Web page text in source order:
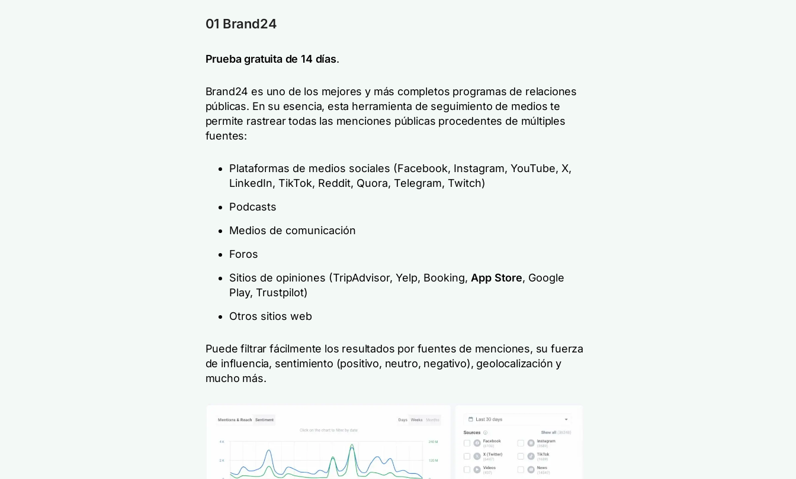
01 Brand24
Prueba gratuita de 14 días.
Brand24 es uno de los mejores y más completos programas de relaciones
públicas. En su esencia, esta herramienta de seguimiento de medios te
permite rastrear todas las menciones públicas procedentes de múltiples
fuentes:
Plataformas de medios sociales (Facebook, Instagram, YouTube, X,
LinkedIn, TikTok, Reddit, Quora, Telegram, Twitch)
Podcasts
Medios de comunicación
Foros
Sitios de opiniones (TripAdvisor, Yelp, Booking, App Store, Google
Play, Trustpilot)
Otros sitios web
Puede filtrar fácilmente los resultados por fuentes de menciones, su fuerza
de influencia, sentimiento (positivo, neutro, negativo), geolocalización y
mucho más.